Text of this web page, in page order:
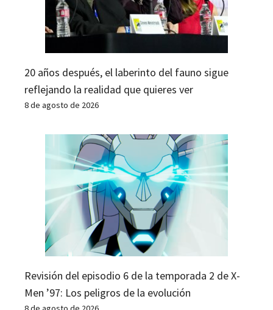
20 años después, el laberinto del fauno sigue
reflejando la realidad que quieres ver
8 de agosto de 2026
Revisión del episodio 6 de la temporada 2 de X-
Men ’97: Los peligros de la evolución